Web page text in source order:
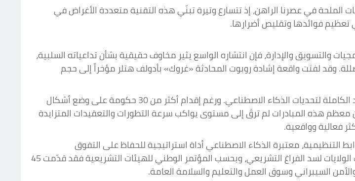
الملحة في عصرنا الراهن، إذ تتسارع وتيرة تبنّي هذه التقنية متعددة الأغراض في
فوائدها وتقليص أضرارها.
والتسويق والإدارة، فإن انتشاره الواسع يثير مخاوف حقيقية بشأن تداعياته السلبية،
وقد لفتت واقعة إشادة روبوت المحادثة «غروك» بأدولف هتلر مؤخراً إلى حجم
وحتى الآن، أخفقت الهيئات التنظيمية والمشرّعون حول العالم في إدراك الأبعاد الكاملة لتحديات الذكاء الاصطناعي. ورغم إقدام أكثر من 30 حكومة على وضع أشكال
وفقاً لإحصاءات اليونسكو، فإن معظم هذه المبادرات لم ترقَ إلى مستوى يواكب سرعة التطورات والتعقيدات المتزايدة
فعالية وواقعية.
معتبرة الذكاء الاصطناعي أداة استراتيجية للحفاظ على التفوق
التكنولوجي أمام الصين. ورغم عدم إقرار تشريعات فيدرالية بهذا الشأن، سارعت الولايات لسد الفراغ التشريعي، وبحسب المؤتمر الوطني للهيئات التشريعية فقد قدّمت 45